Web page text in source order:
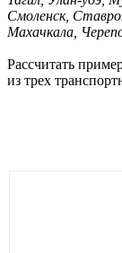
Смоленск,
Махачкала,
Рассчитать
из трех